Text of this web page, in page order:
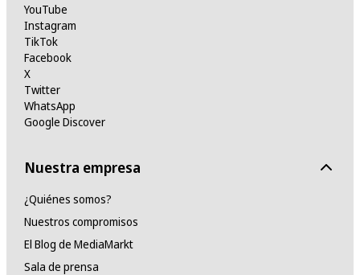
YouTube
Instagram
TikTok
Facebook
X
Twitter
WhatsApp
Google Discover
Nuestra empresa
¿Quiénes somos?
Nuestros compromisos
El Blog de MediaMarkt
Sala de prensa